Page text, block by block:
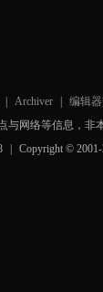
Archiver 编辑
与网络等信息，非
Copyright ©